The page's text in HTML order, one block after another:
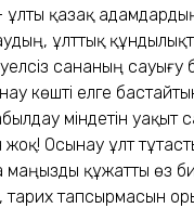
ұлты қазақ
ұлттық
сананың сауығу
көшті елге
міндетін уақыт
жоқ! Осынау ұлт
маңызды құжатты өз
тарих тапсырмасын